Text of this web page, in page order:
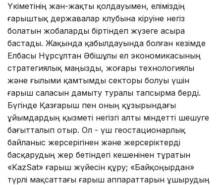
Үкіметінің жан-жақты қолдауымен, еліміздің
ғарыштық державалар клубына кіруіне негіз
болатын жобаларды біртіндеп жүзеге асыра
бастады. Жақында қабылдауында болған кезімде
Елбасы Нұрсұлтан Әбішұлы ел экономикасының
стратегиялық маңызды, жоғары технологиялы
және ғылыми қамтымды секторы болуы үшін
ғарыш саласын дамыту туралы тапсырма берді.
Бүгінде Қазғарыш пен оның құзырындағы
ұйымдардың қызметі негізгі алты міндетті шешуге
бағытталып отыр. Ол - үш геостационарлық
байланыс жерсерігінен және жерсеріктерді
басқарудың жер бетіндегі кешенінен тұратын
«KazSat» ғарыш жүйесін құру; «Байқоңырдан»
түрлі мақсаттағы ғарыш аппараттарын ұшырудың